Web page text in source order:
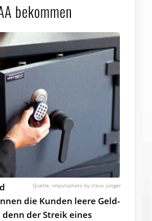
bekommen
impulsphoto by claus jünger
die Kun­den lee­re Geld­
der Streik ei­nes